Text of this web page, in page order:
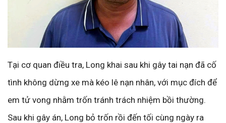
Tại cơ quan điều tra, Long khai sau khi gây tai nạn đã cố
tình không dừng xe mà kéo lê nạn nhân, với mục đích để
em tử vong nhằm trốn tránh trách nhiệm bồi thường.
Sau khi gây án, Long bỏ trốn rồi đến tối cùng ngày ra